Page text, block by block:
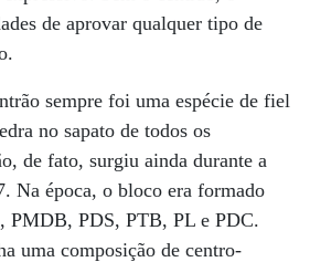
de aprovar qualquer tipo de
sempre foi uma espécie de fiel
no sapato de todos os
de fato, surgiu ainda durante a
Na época, o bloco era formado
PMDB, PDS, PTB, PL e PDC.
uma composição de centro-